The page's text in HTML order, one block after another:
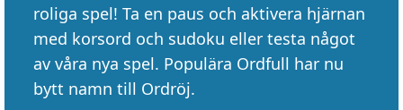
roliga spel! Ta en paus och aktivera hjärnan
med korsord och sudoku eller testa något
av våra nya spel. Populära Ordfull har nu
bytt namn till Ordröj.